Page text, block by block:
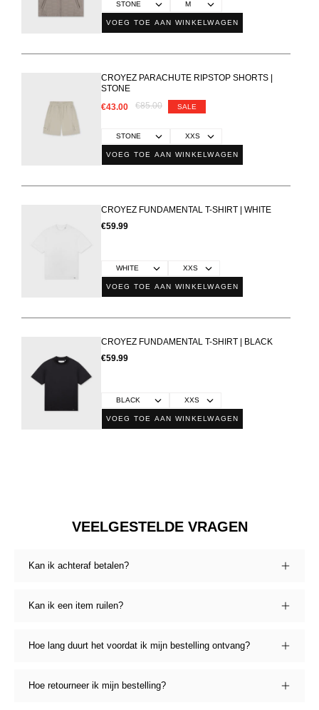
VOEG TOE AAN WINKELWAGEN
CROYEZ PARACHUTE RIPSTOP SHORTS |
STONE
€43.00
€85.00 SALE
VOEG TOE AAN WINKELWAGEN
CROYEZ FUNDAMENTAL T-SHIRT | WHITE
€59.99
VOEG TOE AAN WINKELWAGEN
CROYEZ FUNDAMENTAL T-SHIRT | BLACK
€59.99
VOEG TOE AAN WINKELWAGEN
VEELGESTELDE VRAGEN
Kan ik achteraf betalen?
Kan ik een item ruilen?
Hoe lang duurt het voordat ik mijn bestelling ontvang?
Hoe retourneer ik mijn bestelling?